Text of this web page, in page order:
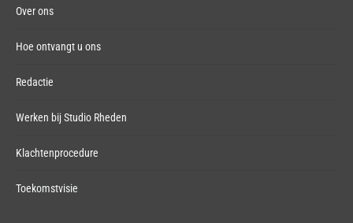
Over ons
Hoe ontvangt u ons
Redactie
Werken bij Studio Rheden
Klachtenprocedure
Toekomstvisie